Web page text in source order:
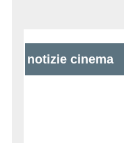
notizie cinema